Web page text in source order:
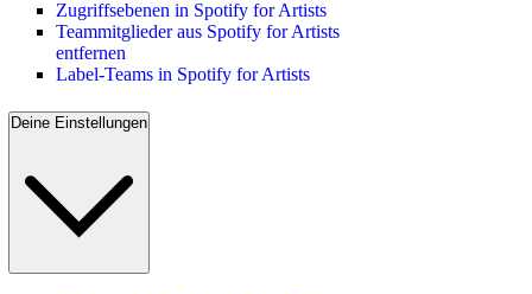
Zugriffsebenen in Spotify for Artists
Teammitglieder aus Spotify for Artists
entfernen
Label-Teams in Spotify for Artists
Deine Einstellungen